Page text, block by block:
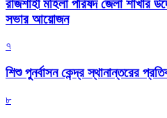
রাজশাহী মহিলা পরিষদ জেলা শাখার
সভার আয়োজন
৭
শিশু পুনর্বাসন কেন্দ্র স্থানান্তরের
৮